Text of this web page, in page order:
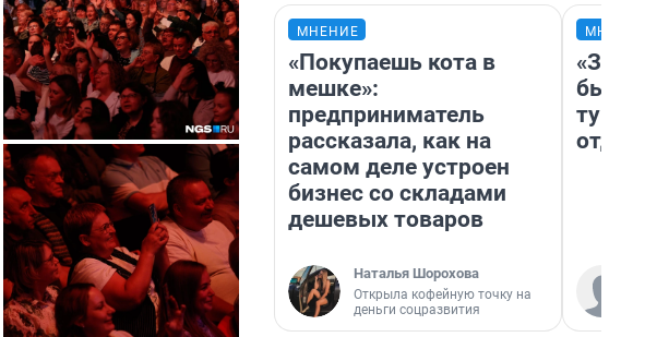
МНЕНИЕ
«Покупаешь кота в
мешке»:
предприниматель
рассказала, как на
самом деле устроен
бизнес со складами
дешевых товаров
Наталья Шорохова
Открыла кофейную точку на
деньги соцразвития
«За
были